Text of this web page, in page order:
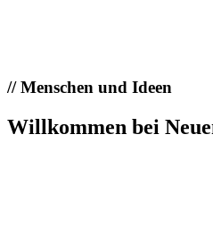
//Menschen und Ideen
Willkommen bei